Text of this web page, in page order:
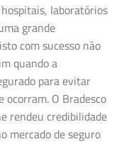
laboratórios
grande
com sucesso não
quando a
para evitar
O Bradesco
rendeu credibilidade
mercado de seguro